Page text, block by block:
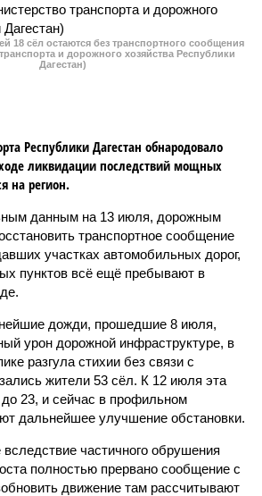
18 сёл остаются без транспортного сообщения
и дорожного хозяйства Республики
Дагестан)
Республики Дагестан обнародовало
ликвидации последствий мощных
на регион.
данным на 13 июля, дорожным
транспортное сообщение
участках автомобильных дорог,
пунктов всё ещё пребывают в
дожди, прошедшие 8 июля,
урон дорожной инфраструктуре, в
разгула стихии без связи с
жители 53 сёл. К 12 июля эта
23, и сейчас в профильном
дальнейшее улучшение обстановки.
частичного обрушения
полностью прервано сообщение с
движение там рассчитывают